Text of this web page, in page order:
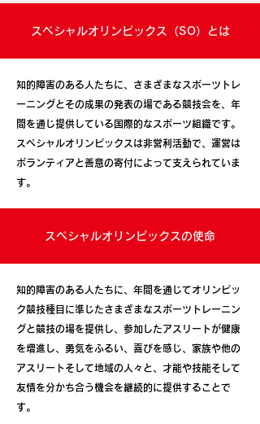
スペシャルオリンピックス（SO）とは
知的障害のある人たちに、さまざまなスポーツトレ
ーニングとその成果の発表の場である競技会を、年
間を通じ提供している国際的なスポーツ組織です。
スペシャルオリンピックスは非営利活動で、運営は
ボランティアと善意の寄付によって支えられていま
す。
スペシャルオリンピックスの使命
知的障害のある人たちに、年間を通じてオリンピッ
ク競技種目に準じたさまざまなスポーツトレーニン
グと競技の場を提供し、参加したアスリートが健康
を増進し、勇気をふるい、喜びを感じ、家族や他の
アスリートそして地域の人々と、才能や技能そして
友情を分かち合う機会を継続的に提供することで
す。